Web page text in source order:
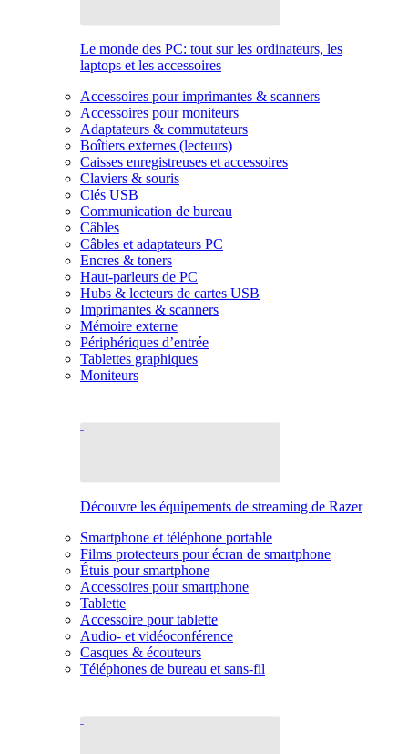
Le monde des PC: tout sur les ordinateurs, les
laptops et les accessoires
Accessoires pour imprimantes & scanners
Accessoires pour moniteurs
Adaptateurs & commutateurs
Boîtiers externes (lecteurs)
Caisses enregistreuses et accessoires
Claviers & souris
Clés USB
Communication de bureau
Câbles
Câbles et adaptateurs PC
Encres & toners
Haut-parleurs de PC
Hubs & lecteurs de cartes USB
Imprimantes & scanners
Mémoire externe
Périphériques d’entrée
Tablettes graphiques
Moniteurs
Découvre les équipements de streaming de Razer
Smartphone et téléphone portable
Films protecteurs pour écran de smartphone
Étuis pour smartphone
Accessoires pour smartphone
Tablette
Accessoire pour tablette
Audio- et vidéoconférence
Casques & écouteurs
Téléphones de bureau et sans-fil